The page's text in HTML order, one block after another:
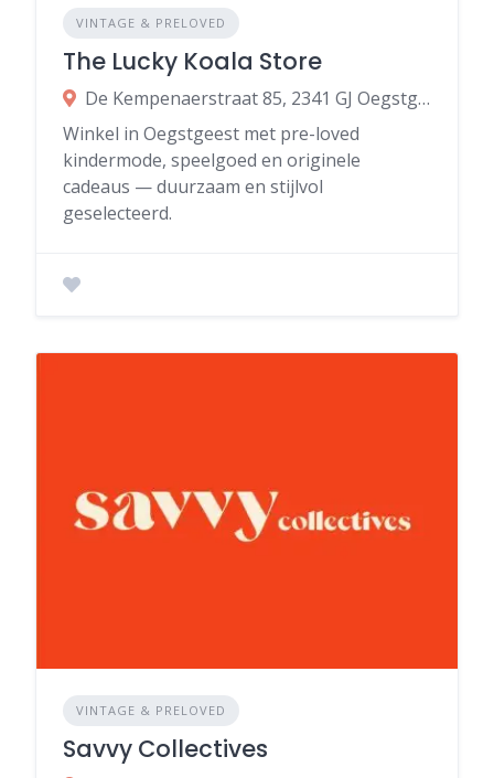
VINTAGE & PRELOVED
The Lucky Koala Store
De Kempenaerstraat 85, 2341 GJ Oegstgeest
Winkel in Oegstgeest met pre-loved
kindermode, speelgoed en originele
cadeaus — duurzaam en stijlvol
geselecteerd.
VINTAGE & PRELOVED
Savvy Collectives